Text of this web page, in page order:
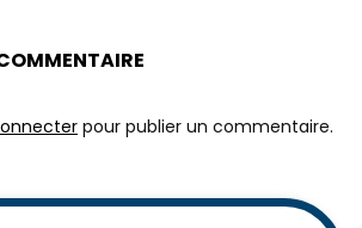
pour publier un commentaire.